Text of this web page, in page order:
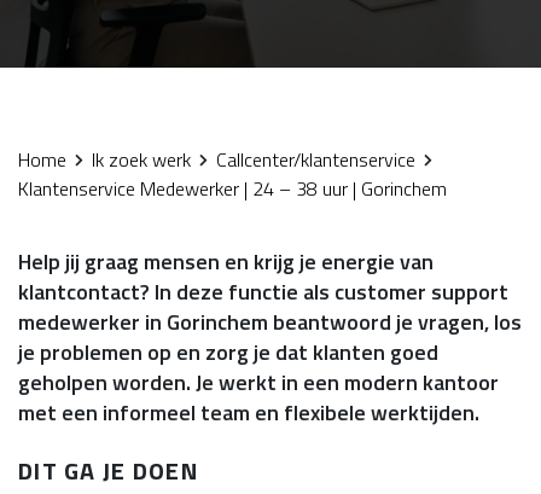
Home Ik zoek werk
Callcenter/klantenservice
Klantenservice Medewerker | 24 – 38 uur | Gorinchem
Help jij graag mensen en krijg je energie van
klantcontact? In deze functie als customer support
medewerker in Gorinchem beantwoord je vragen, los
je problemen op en zorg je dat klanten goed
geholpen worden. Je werkt in een modern kantoor
met een informeel team en flexibele werktijden.
DIT GA JE DOEN